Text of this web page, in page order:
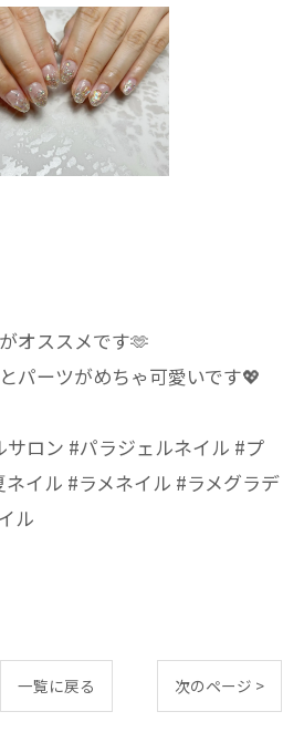
オススメです🫶
パーツがめちゃ可愛いです💖
ロン #パラジェルネイル #プ
イル #ラメネイル #ラメグラデ
ル
一覧に戻る 次のページ >